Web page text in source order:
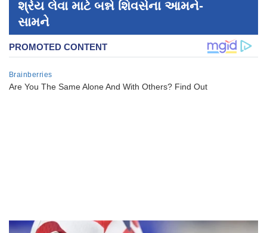
શ્રેય લેવા માટે બન્ને શિવસેના આમને-
સામને